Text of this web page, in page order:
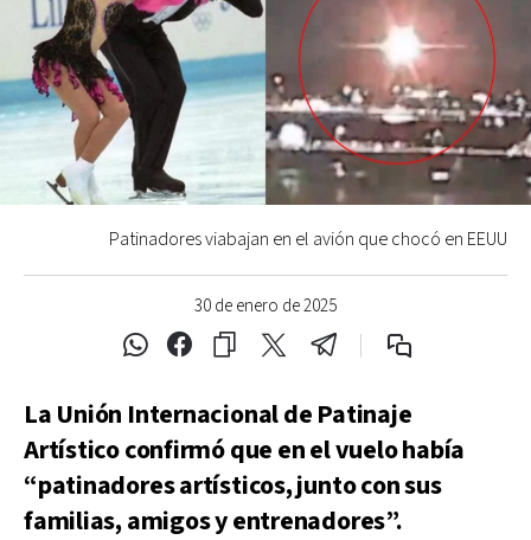
30 de enero de 2025
Patinadores viabajan en el avión que chocó en EEUU
La Unión Internacional de Patinaje
Artístico confirmó que en el vuelo había
“patinadores artísticos, junto con sus
familias, amigos y entrenadores”.